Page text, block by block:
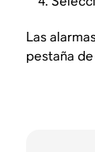
Las
pestaña de